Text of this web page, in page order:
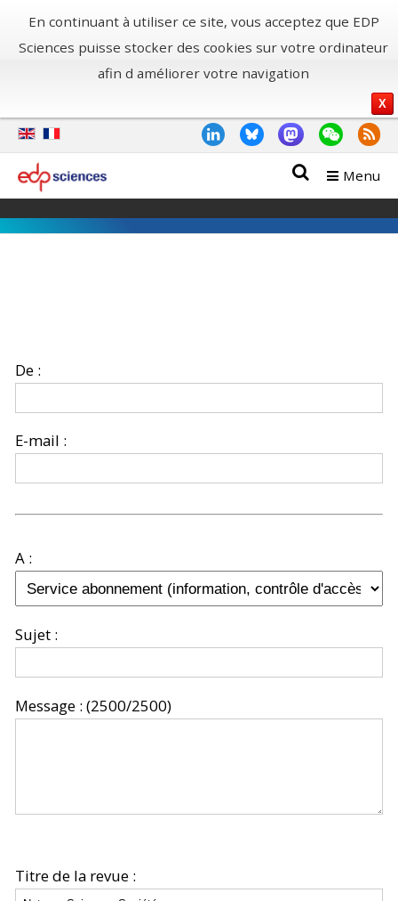
En continuant à utiliser ce site, vous acceptez que EDP
Sciences puisse stocker des cookies sur votre ordinateur
afin d améliorer votre navigation
X
Menu
De :
E-mail :
A :
Sujet :
Message : (2500/2500)
Titre de la revue :